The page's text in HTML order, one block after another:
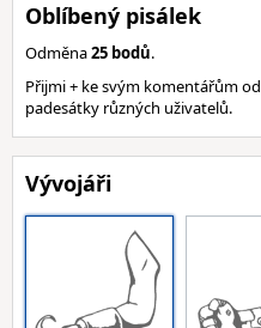
Oblíbený pisálek
Odměna25 bodů.
Přijmi + ke svým komentářům od
padesátky různých uživatelů.
Vývojáři